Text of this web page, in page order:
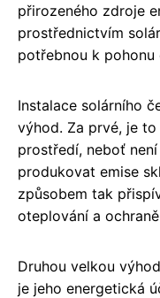
přirozeného zdroje
prostřednictvím
potřebnou k pohonu
Instalace solárního
výhod. Za prvé, je
prostředí, neboť
produkovat emise
způsobem tak
oteplování a
Druhou velkou
je jeho energetická